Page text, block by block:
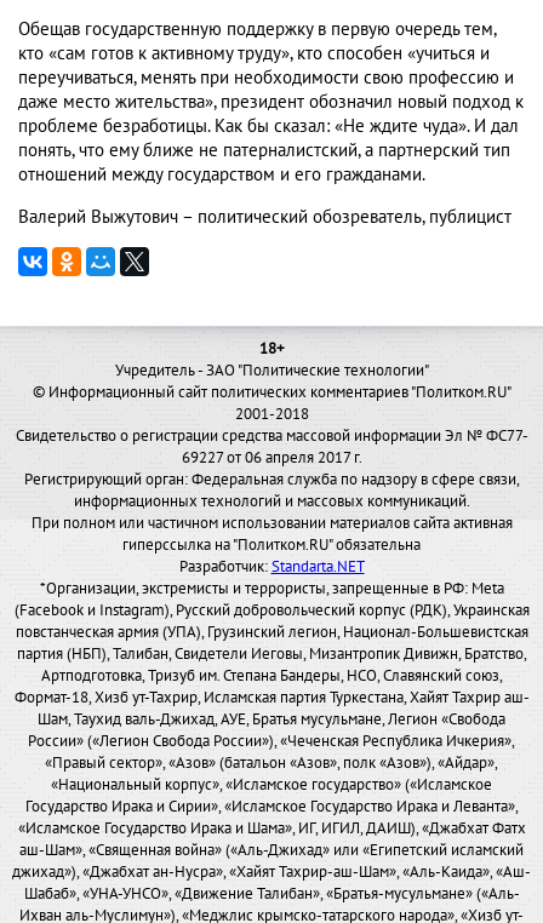
Обещав государственную поддержку в первую очередь тем,
кто «сам готов к активному труду», кто способен «учиться и
переучиваться, менять при необходимости свою профессию и
даже место жительства», президент обозначил новый подход к
проблеме безработицы. Как бы сказал: «Не ждите чуда». И дал
понять, что ему ближе не патерналистский, а партнерский тип
отношений между государством и его гражданами.
Валерий Выжутович – политический обозреватель, публицист
18+
Учредитель - ЗАО "Политические технологии"
© Информационный сайт политических комментариев "Политком.RU"
2001-2018
Свидетельство о регистрации средства массовой информации Эл № ФС77-
69227 от 06 апреля 2017 г.
Регистрирующий орган: Федеральная служба по надзору в сфере связи,
информационных технологий и массовых коммуникаций.
При полном или частичном использовании материалов сайта активная
гиперссылка на "Политком.RU" обязательна
Разработчик:Standarta.NET
*Организации, экстремисты и террористы, запрещенные в РФ: Meta
(Facebook и Instagram), Русский добровольческий корпус (РДК), Украинская
повстанческая армия (УПА), Грузинский легион, Национал-Большевистская
партия (НБП), Талибан, Свидетели Иеговы, Мизантропик Дивижн, Братство,
Артподготовка, Тризуб им. Степана Бандеры, НСО, Славянский союз,
Формат-18, Хизб ут-Тахрир, Исламская партия Туркестана, Хайят Тахрир аш-
Шам, Таухид валь-Джихад, АУЕ, Братья мусульмане, Легион «Свобода
России» («Легион Свобода России»), «Чеченская Республика Ичкерия»,
«Правый сектор», «Азов» (батальон «Азов», полк «Азов»), «Айдар»,
«Национальный корпус», «Исламское государство» («Исламское
Государство Ирака и Сирии», «Исламское Государство Ирака и Леванта»,
«Исламское Государство Ирака и Шама», ИГ, ИГИЛ, ДАИШ), «Джабхат Фатх
аш-Шам», «Священная война» («Аль-Джихад» или «Египетский исламский
джихад»), «Джабхат ан-Нусра», «Хайят Тахрир-аш-Шам», «Аль-Каида», «Аш-
Шабаб», «УНА-УНСО», «Движение Талибан», «Братья-мусульмане» («Аль-
Ихван аль-Муслимун»), «Меджлис крымско-татарского народа», «Хизб ут-